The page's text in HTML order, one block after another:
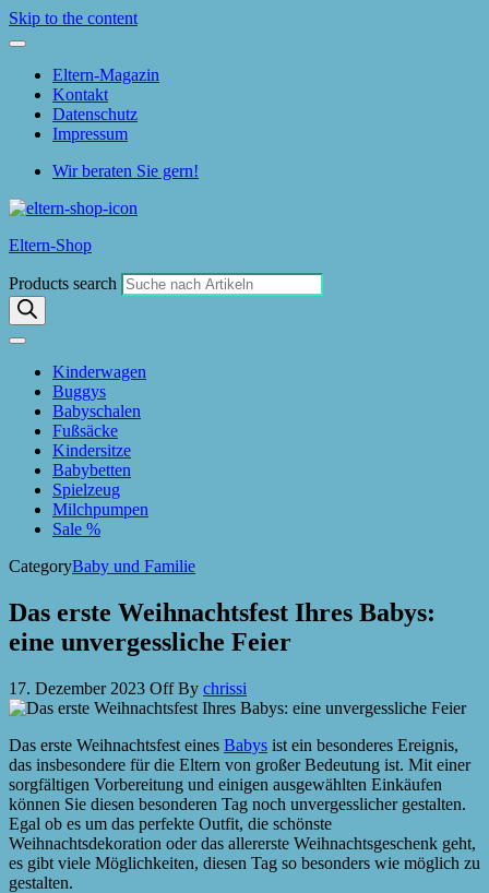
Skip to the content
Eltern-Magazin
Kontakt
Datenschutz
Impressum
Wir beraten Sie gern!
Eltern-Shop
Products search
Kinderwagen
Buggys
Babyschalen
Fußsäcke
Kindersitze
Babybetten
Spielzeug
Milchpumpen
Sale %
CategoryBaby und Familie
Das erste Weihnachtsfest Ihres Babys:
eine unvergessliche Feier
17. Dezember 2023 OffBy chrissi
Das erste Weihnachtsfest eines Babys ist ein besonderes Ereignis,
das insbesondere für die Eltern von großer Bedeutung ist. Mit einer
sorgfältigen Vorbereitung und einigen ausgewählten Einkäufen
können Sie diesen besonderen Tag noch unvergesslicher gestalten.
Egal ob es um das perfekte Outfit, die schönste
Weihnachtsdekoration oder das allererste Weihnachtsgeschenk geht,
es gibt viele Möglichkeiten, diesen Tag so besonders wie möglich zu
gestalten.